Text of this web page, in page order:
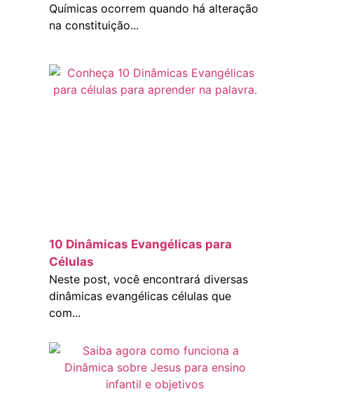
Químicas ocorrem quando há alteração
na constituição...
10 Dinâmicas Evangélicas para
Células
Neste post, você encontrará diversas
dinâmicas evangélicas células que
com...